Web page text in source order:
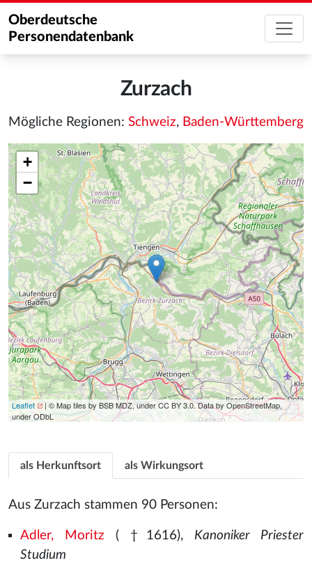
Oberdeutsche
Personendatenbank
Zurzach
Mögliche Regionen: Schweiz, Baden-Württemberg
+
−
Leaflet
| © Map tiles by BSB MDZ, under CC BY 3.0. Data by OpenStreetMap,
under ODbL
als Herkunftsort als Wirkungsort
Aus Zurzach stammen 90 Personen:
Adler, Moritz ( †1616), Kanoniker Priester
Studium